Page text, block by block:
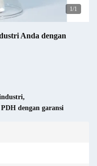
1/1
Anda dengan
,
dengan garansi